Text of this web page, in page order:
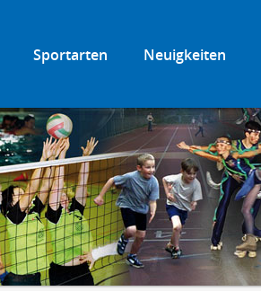
Neuigkeiten
Sportarten